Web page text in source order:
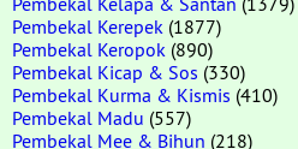
Pembekal Kerepek (1877)
Pembekal Keropok (890)
Pembekal Kicap & Sos (330)
Pembekal Kurma & Kismis (410)
Pembekal Madu (557)
Pembekal Mee & Bihun (218)